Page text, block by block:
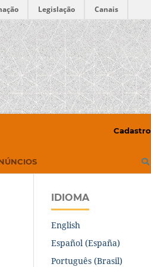
Legislação Canais
Cadastro
IDIOMA
English
Español (España)
Português (Brasil)